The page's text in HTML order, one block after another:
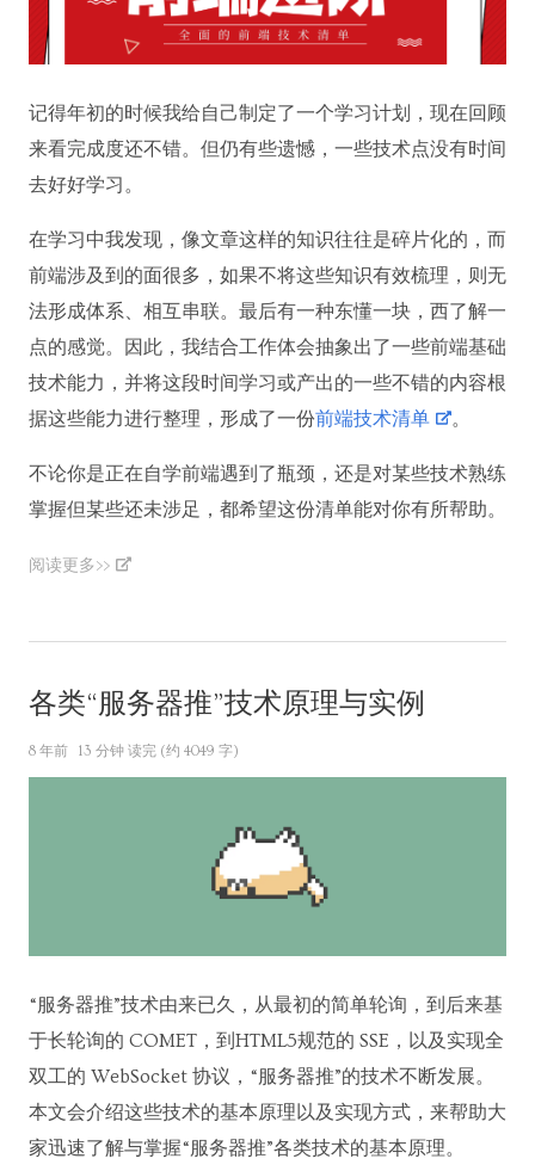
记得年初的时候我给自己制定了一个学习计划，现在回顾
来看完成度还不错。但仍有些遗憾，一些技术点没有时间
去好好学习。
在学习中我发现，像文章这样的知识往往是碎片化的，而
前端涉及到的面很多，如果不将这些知识有效梳理，则无
法形成体系、相互串联。最后有一种东懂一块，西了解一
点的感觉。因此，我结合工作体会抽象出了一些前端基础
技术能力，并将这段时间学习或产出的一些不错的内容根
据这些能力进行整理，形成了一份前端技术清单 。
不论你是正在自学前端遇到了瓶颈，还是对某些技术熟练
掌握但某些还未涉足，都希望这份清单能对你有所帮助。
阅读更多>>
各类“服务器推”技术原理与实例
8 年前 13 分钟 读完 (约 4049 字)
“服务器推”技术由来已久，从最初的简单轮询，到后来基
于长轮询的 COMET，到HTML5规范的 SSE，以及实现全
双工的 WebSocket 协议，“服务器推”的技术不断发展。
本文会介绍这些技术的基本原理以及实现方式，来帮助大
家迅速了解与掌握“服务器推”各类技术的基本原理。